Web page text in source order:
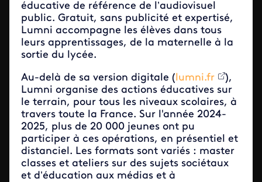
éducative de référence de l’audiovisuel
public. Gratuit, sans publicité et expertisé,
Lumni accompagne les élèves dans tous
leurs apprentissages, de la maternelle à la
sortie du lycée.
Au-delà de sa version digitale (lumni.fr
),
Lumni organise des actions éducatives sur
le terrain, pour tous les niveaux scolaires, à
travers toute la France. Sur l'année 2024-
2025, plus de 20 000 jeunes ont pu
participer à ces opérations, en présentiel et
distanciel. Les formats sont variés : master
classes et ateliers sur des sujets sociétaux
et d’éducation aux médias et à